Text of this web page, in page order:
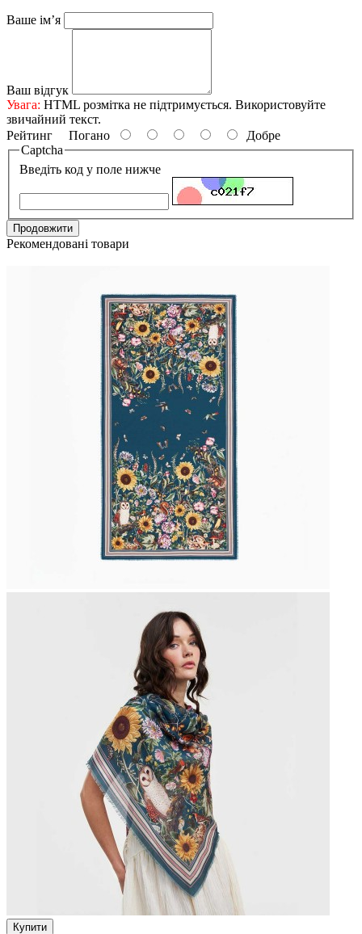
Ваше ім’я
Ваш відгук
Увага: HTML розмітка не підтримується. Використовуйте
звичайний текст.
Рейтинг Погано
Добре
Captcha
Введіть код у поле нижче
Продовжити
Рекомендовані товари
Купити